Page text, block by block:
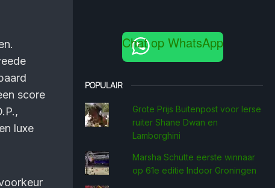
score
luxe
Chat op WhatsApp
POPULAIR
Grote Prijs Buitenpost voor Ierse
ruiter Shane Dwan en
Lamborghini
Marsha Schütte eerste win­naar
op 61e editie Indoor Groningen